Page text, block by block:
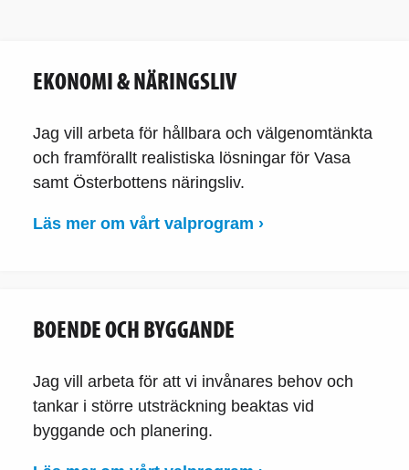
EKONOMI & NÄRINGSLIV
Jag vill arbeta för hållbara och välgenomtänkta
och framförallt realistiska lösningar för Vasa
samt Österbottens näringsliv.
Läs mer om vårt valprogram ›
BOENDE OCH BYGGANDE
Jag vill arbeta för att vi invånares behov och
tankar i större utsträckning beaktas vid
byggande och planering.